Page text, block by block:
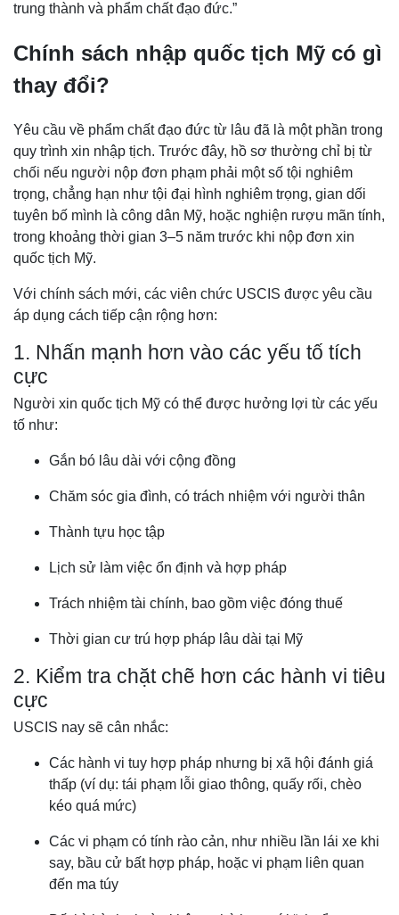
trung thành và phẩm chất đạo đức.”
Chính sách nhập quốc tịch Mỹ có gì
thay đổi?
Yêu cầu về phẩm chất đạo đức từ lâu đã là một phần trong
quy trình xin nhập tịch. Trước đây, hồ sơ thường chỉ bị từ
chối nếu người nộp đơn phạm phải một số tội nghiêm
trọng, chẳng hạn như tội đại hình nghiêm trọng, gian dối
tuyên bố mình là công dân Mỹ, hoặc nghiện rượu mãn tính,
trong khoảng thời gian 3–5 năm trước khi nộp đơn xin
quốc tịch Mỹ.
Với chính sách mới, các viên chức USCIS được yêu cầu
áp dụng cách tiếp cận rộng hơn:
1. Nhấn mạnh hơn vào các yếu tố tích
cực
Người xin quốc tịch Mỹ có thể được hưởng lợi từ các yếu
tố như:
Gắn bó lâu dài với cộng đồng
Chăm sóc gia đình, có trách nhiệm với người thân
Thành tựu học tập
Lịch sử làm việc ổn định và hợp pháp
Trách nhiệm tài chính, bao gồm việc đóng thuế
Thời gian cư trú hợp pháp lâu dài tại Mỹ
2. Kiểm tra chặt chẽ hơn các hành vi tiêu
cực
USCIS nay sẽ cân nhắc:
Các hành vi tuy hợp pháp nhưng bị xã hội đánh giá
thấp (ví dụ: tái phạm lỗi giao thông, quấy rối, chèo
kéo quá mức)
Các vi phạm có tính rào cản, như nhiều lần lái xe khi
say, bầu cử bất hợp pháp, hoặc vi phạm liên quan
đến ma túy